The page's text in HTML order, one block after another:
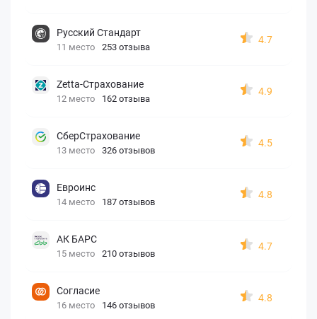
Русский Стандарт
11 место 253 отзыва
4.7
Zetta-Страхование
12 место 162 отзыва
4.9
СберСтрахование
13 место 326 отзывов
4.5
Евроинс
14 место 187 отзывов
4.8
АК БАРС
15 место 210 отзывов
4.7
Согласие
16 место 146 отзывов
4.8